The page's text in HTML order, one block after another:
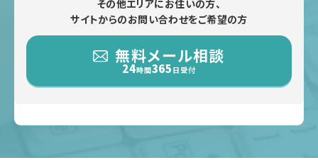
その他エリアにお住いの方、
サイトからのお問い合わせをご希望の方
無料メール相談
24時間365 日受付